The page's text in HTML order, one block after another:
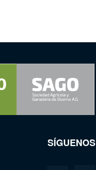
SÍGUENOS